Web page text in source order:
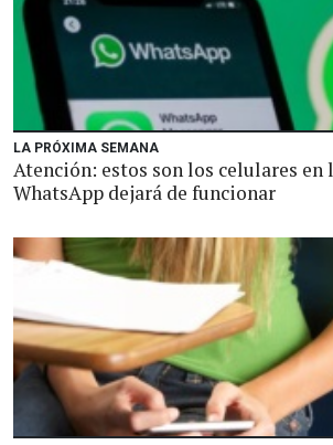
LA PRÓXIMA SEMANA
Atención: estos son los celulares en
WhatsApp dejará de funcionar